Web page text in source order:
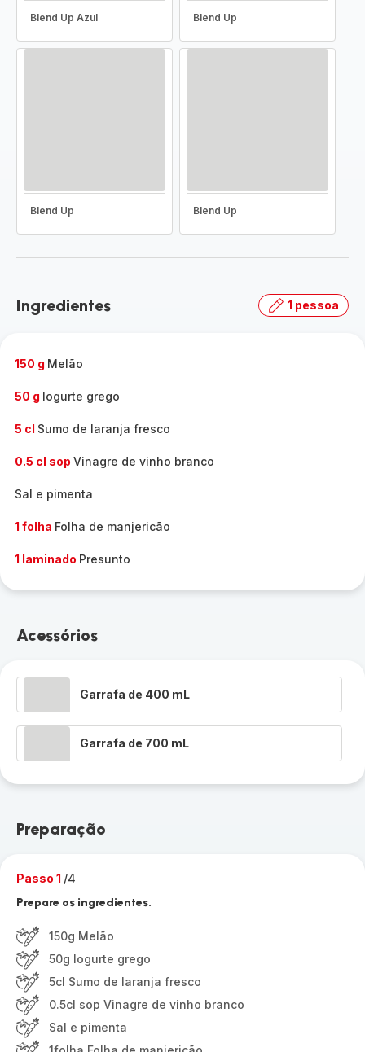
Blend Up Azul Blend Up
Blend Up Blend Up
Ingredientes 1 pessoa
150 g Melão
50 g Iogurte grego
5 cl Sumo de laranja fresco
0.5 cl sop Vinagre de vinho branco
Sal e pimenta
1 folha Folha de manjericão
1 laminado Presunto
Acessórios
Garrafa de 400 mL
Garrafa de 700 mL
Preparação
Passo 1 /4
Prepare os ingredientes.
150g Melão
50g Iogurte grego
5cl Sumo de laranja fresco
0.5cl sop Vinagre de vinho branco
Sal e pimenta